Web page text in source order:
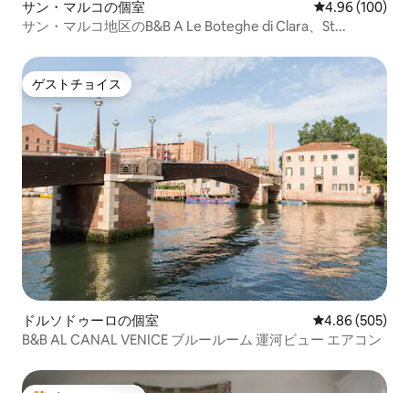
サン・マルコの個室 レビュー100
4.96 (100)
サン・マルコ地区のB&B A Le Boteghe di Clara、St...
ゲストチョイス
ゲストチョイス
ドルソドゥーロの個室 レビュー505
4.86 (505)
B&B AL CANAL VENICE ブルールーム 運河ビュー エアコン